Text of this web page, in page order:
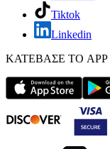
Tiktok
Linkedin
ΚΑΤΕΒΑΣΕ ΤΟ APP